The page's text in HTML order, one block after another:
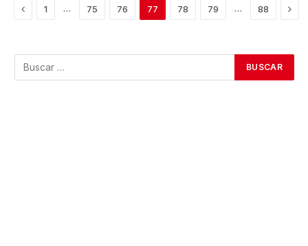
Previous
1 … 75 76 77 78 79 … 88